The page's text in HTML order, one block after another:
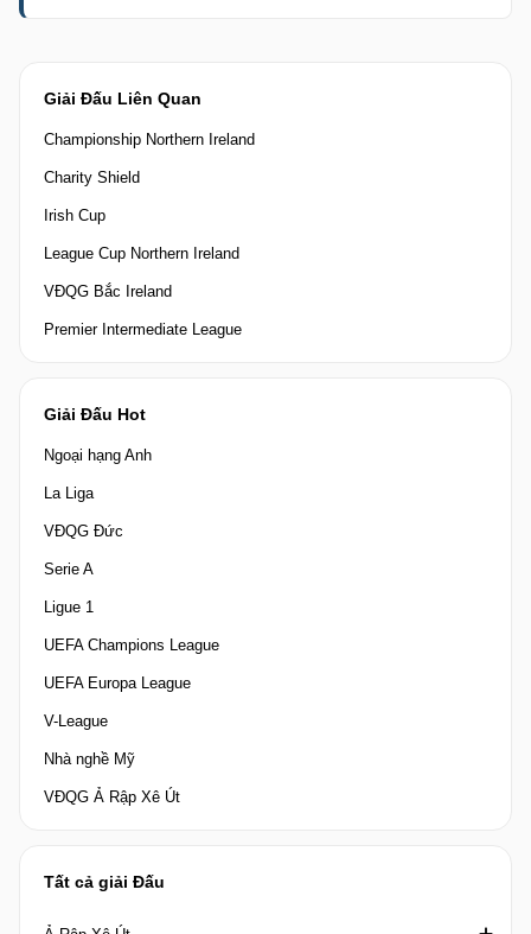
Giải Đấu Liên Quan
Championship Northern Ireland
Charity Shield
Irish Cup
League Cup Northern Ireland
VĐQG Bắc Ireland
Premier Intermediate League
Giải Đấu Hot
Ngoại hạng Anh
La Liga
VĐQG Đức
Serie A
Ligue 1
UEFA Champions League
UEFA Europa League
V-League
Nhà nghề Mỹ
VĐQG Ả Rập Xê Út
Tất cả giải Đấu